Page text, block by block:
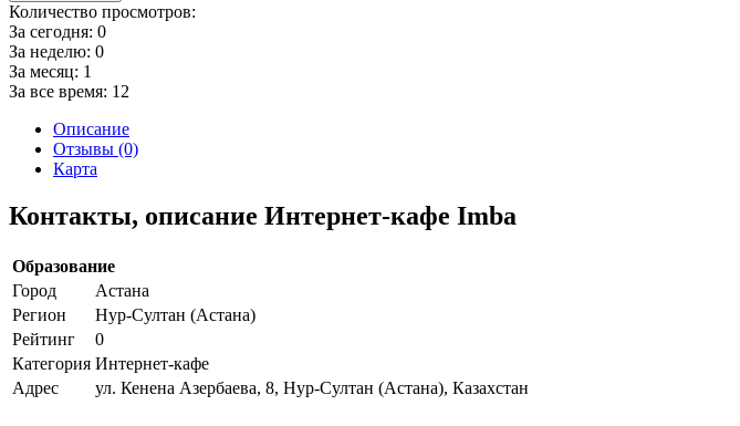
Количество просмотров:
За сегодня: 0
За неделю: 0
За месяц: 1
За все время: 12
Описание
Отзывы (0)
Карта
Контакты, описание Интернет-кафе Imba
Образование
Город
Астана
Регион
Нур-Султан (Астана)
Рейтинг
0
Категория Интернет-кафе
Адрес
ул. Кенена Азербаева, 8, Нур-Султан (Астана), Казахстан